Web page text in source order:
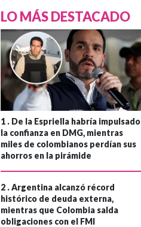
LO MÁS DESTACADO
1 . De la Espriella habría impulsado
la confianza en DMG, mientras
miles de colombianos perdían sus
ahorros en la pirámide
2 .Argentina alcanzó récord
histórico de deuda externa,
mientras que Colombia salda
obligaciones con el FMI